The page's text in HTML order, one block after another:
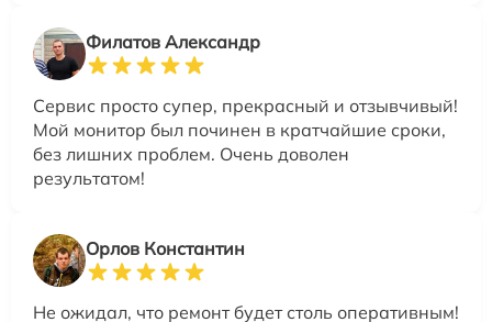
Филатов Александр
Сервис просто супер, прекрасный и отзывчивый!
Мой монитор был починен в кратчайшие сроки,
без лишних проблем. Очень доволен
результатом!
Орлов Константин
Не ожидал, что ремонт будет столь оперативным!